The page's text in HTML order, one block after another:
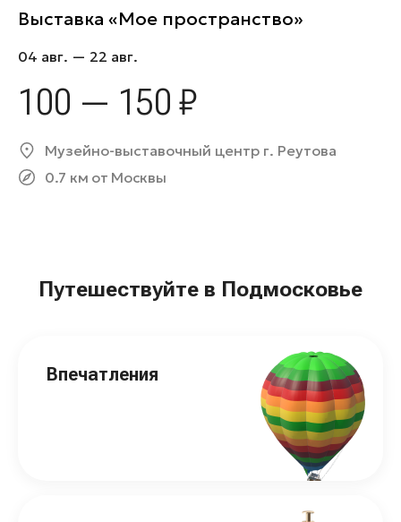
Выставка «Мое пространство»
04 авг. — 22 авг.
100 — 150 ₽
Музейно-выставочный центр г. Реутова
0.7 км от Москвы
Путешествуйте в Подмосковье
Впечатления